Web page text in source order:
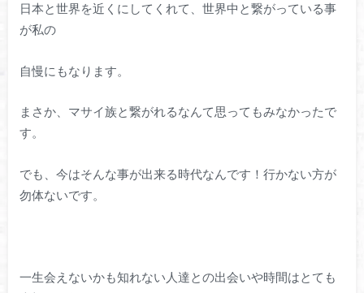
日本と世界を近くにしてくれて、世界中と繋がっている事
が私の
自慢にもなります。
まさか、マサイ族と繋がれるなんて思ってもみなかったで
す。
でも、今はそんな事が出来る時代なんです！行かない方が
勿体ないです。
一生会えないかも知れない人達との出会いや時間はとても